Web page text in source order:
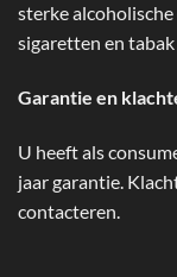
sterke
sigaretten en
Garantie en
U heeft als
jaar garantie.
contacteren.